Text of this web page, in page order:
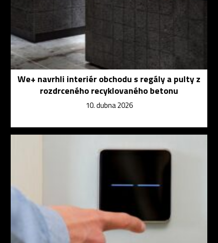
We+ navrhli interiér obchodu s regály a pulty z
rozdrceného recyklovaného betonu
10. dubna 2026